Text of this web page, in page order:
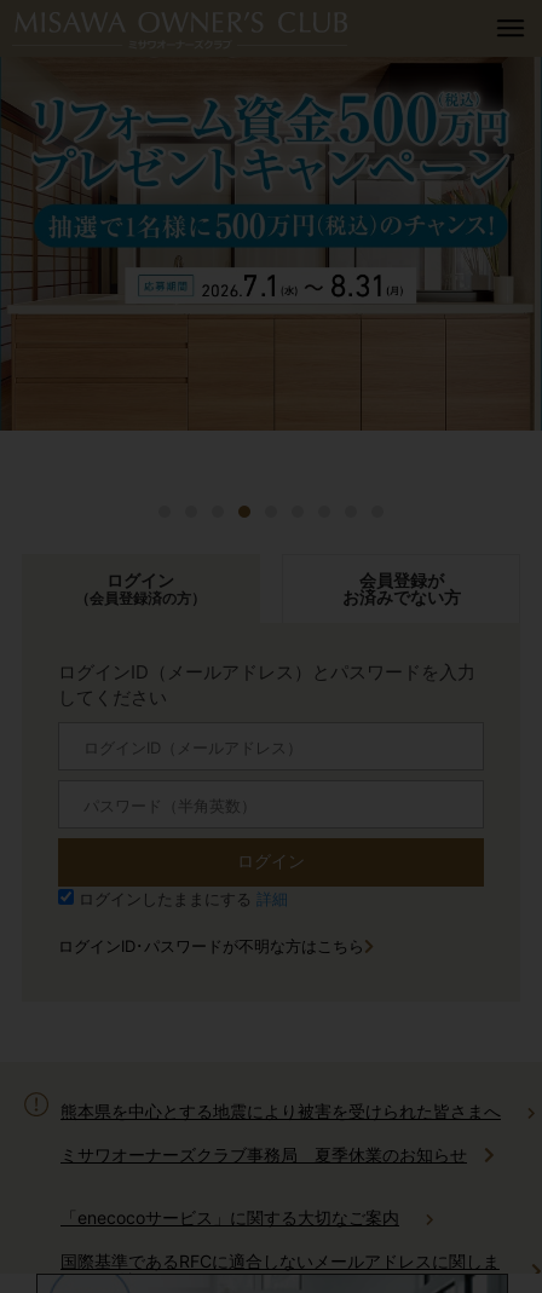
ログイン
（会員登録済の方）
会員登録が
お済みでない方
ログインID（メールアドレス）とパスワードを入力
してください
ログイン
ログインしたままにする 詳細
ログインID･パスワードが不明な方はこちら
熊本県を中心とする地震により被害を受けられた皆さまへ
ミサワオーナーズクラブ事務局 夏季休業のお知らせ
「enecocoサービス」に関する大切なご案内
国際基準であるRFCに適合しないメールアドレスに関しま
してご確認をお願いいたします